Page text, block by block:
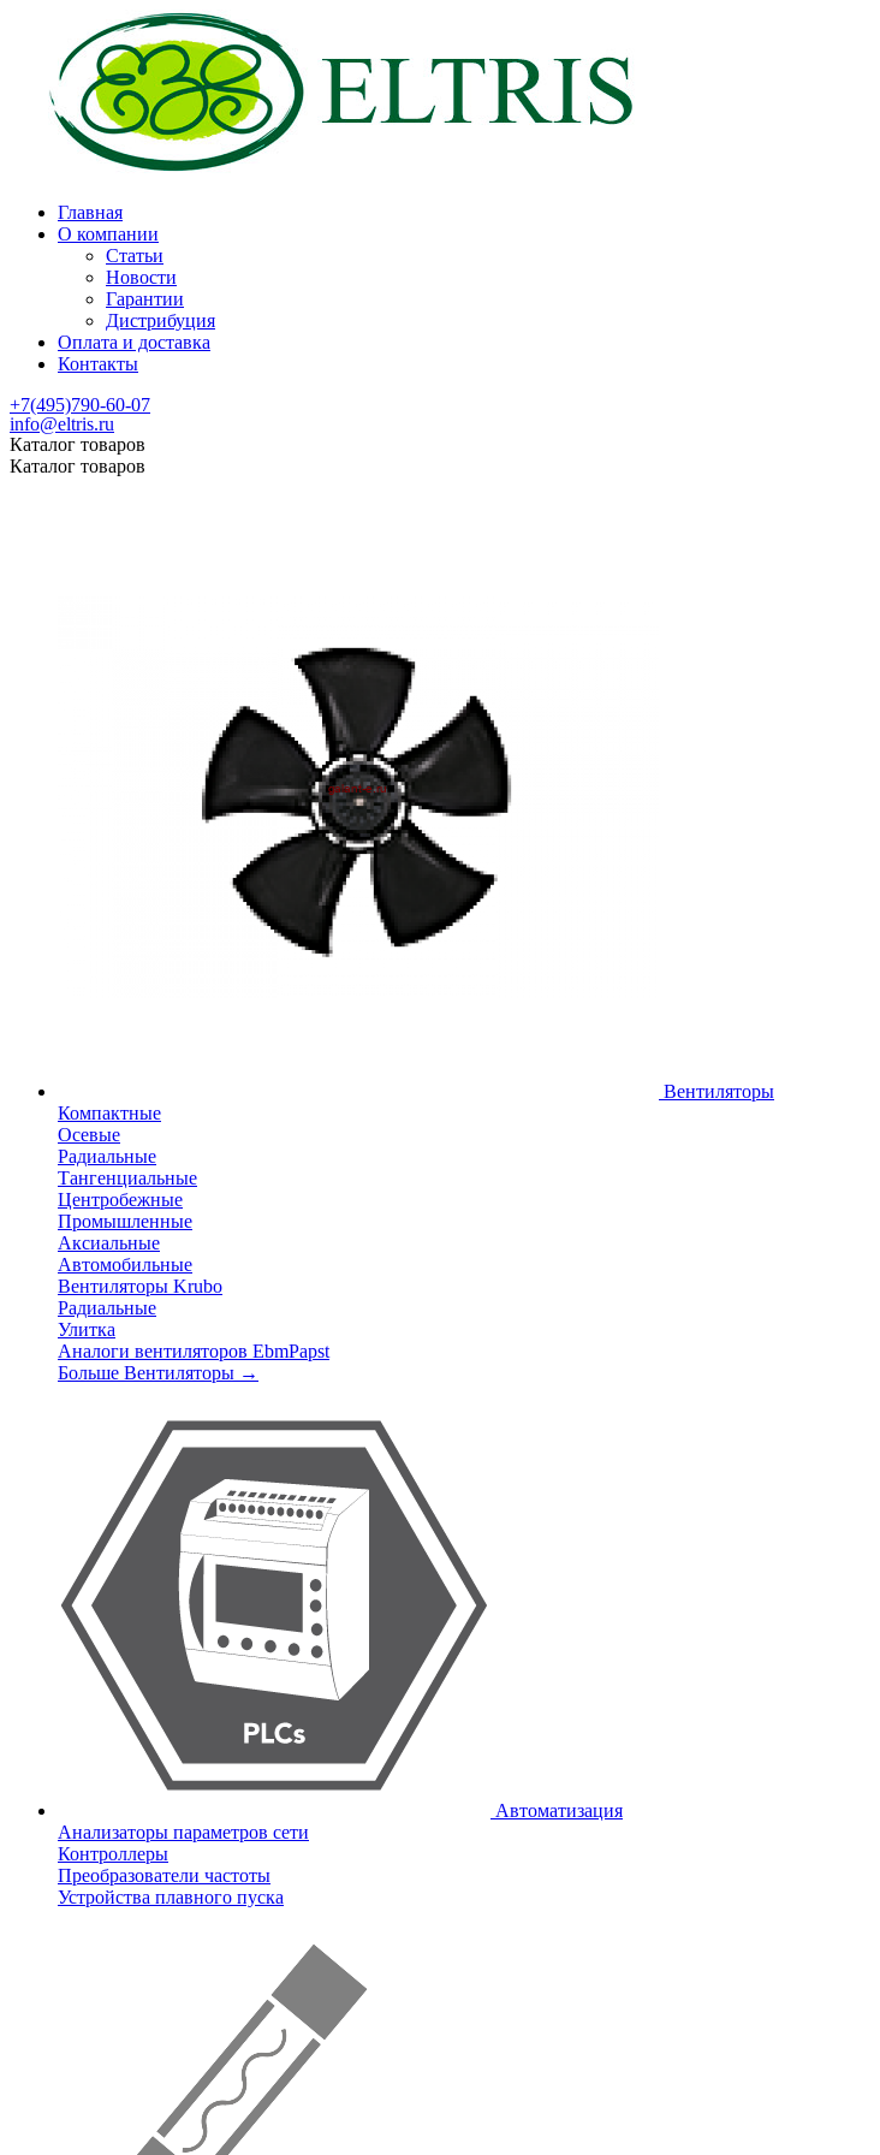
Главная
О компании
Статьи
Новости
Гарантии
Дистрибуция
Оплата и доставка
Контакты
+7(495)790-60-07
info@eltris.ru
Каталог товаров
Каталог товаров
Вентиляторы
Компактные
Осевые
Радиальные
Тангенциальные
Центробежные
Промышленные
Аксиальные
Автомобильные
Вентиляторы Krubo
Радиальные
Улитка
Аналоги вентиляторов EbmPapst
Больше Вентиляторы →
Автоматизация
Анализаторы параметров сети
Контроллеры
Преобразователи частоты
Устройства плавного пуска